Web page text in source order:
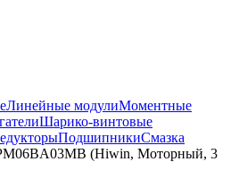
Линейные модулиМоментные
Шарико-винтовые
ПодшипникиСмазка
(Hiwin, Моторный, 3